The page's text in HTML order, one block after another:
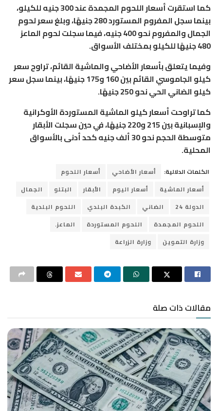
كما استقرت أسعار اللحوم المجمدة عند 300 جنيه للكيلو،
بينما سجل المفروم المستورد 280 جنيهًا، وبلغ سعر لحوم
الجمال والمفروم نحو 400 جنيه، فيما سجلت لحوم الماعز
480 جنيهًا للكيلو بمختلف الأسواق.
وفيما يتعلق بأسعار الأضاحي والماشية القائم، تراوح سعر
كيلو الجاموسي القائم بين 160 و175 جنيهًا، بينما سجل سعر
كيلو الضاني الحي نحو 250 جنيهًا.
كما تراوحت أسعار كيلو الماشية المستوردة الأوكرانية
والإسبانية بين 215 و220 جنيهًا، في حين سجلت الأبقار
متوسطة الحجم نحو 30 ألف جنيه كحد أدنى بالأسواق
المحلية.
الكلمات الدلالية: أسعار الأضاحي
أسعار اللحوم
أسعار الماشية
أسعار اليوم الأبقار البتلو
الجمال
الدولة 24
الضاني الكبدة البلدي
اللحوم البلدية
اللحوم المجمدة
اللحوم المستوردة
الماعز.
وزارة التموين
وزارة الزراعة
مقالات ذات صلة